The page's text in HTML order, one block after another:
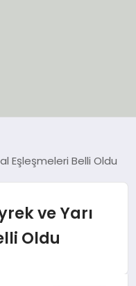
Eşleşmeleri Belli Oldu
ve Yarı
Oldu